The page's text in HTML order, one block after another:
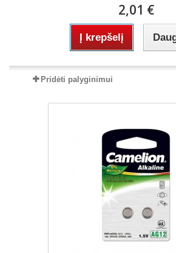
2,01 €
Į krepšelį
Pridėti palyginimui